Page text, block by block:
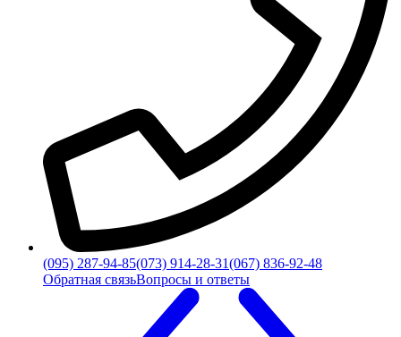
(095) 287-94-85(073) 914-28-31(067) 836-92-48
Обратная связьВопросы и ответы